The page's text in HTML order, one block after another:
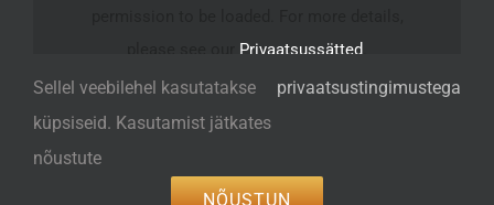
Privaatsussätted
Sellel veebilehel kasutatakse
küpsiseid. Kasutamist jätkates
nõustute
privaatsustingimustega
NÕUSTUN